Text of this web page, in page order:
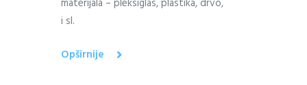
materijala – pleksiglas, plastika, drvo,
i sl.
Opširnije